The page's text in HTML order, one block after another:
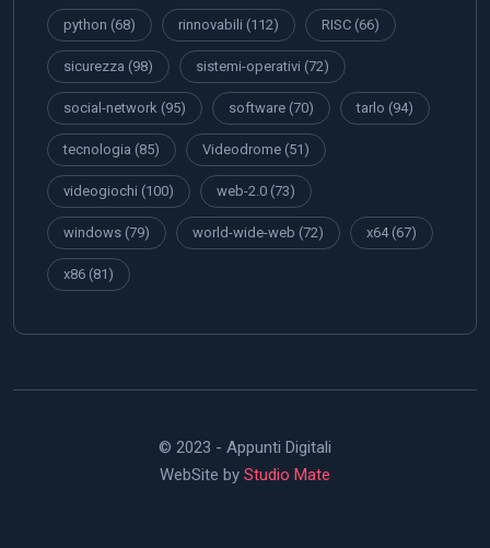
python (68) rinnovabili (112) RISC (66)
sicurezza (98) sistemi-operativi (72)
social-network (95) software (70) tarlo (94)
tecnologia (85) Videodrome (51)
videogiochi (100) web-2.0 (73)
windows (79) world-wide-web (72) x64(67)
x86 (81)
© 2023 - Appunti Digitali
WebSite by Studio Mate